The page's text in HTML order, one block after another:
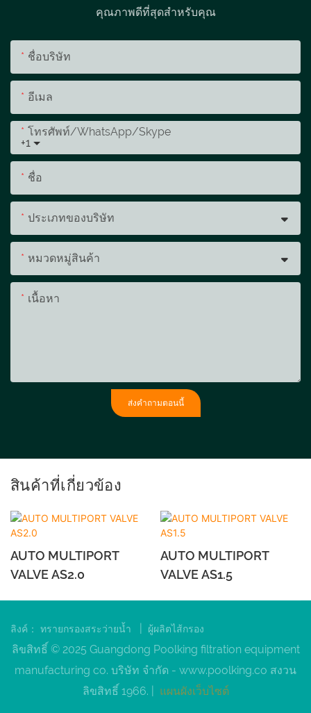
คุณภาพดีที่สุดสำหรับคุณ
ชื่อบริษัท
อีเมล
+1
โทรศัพท์/WhatsApp/Skype
ชื่อ
ประเภทของบริษัท
หมวดหมู่สินค้า
เนื้อหา
ส่งคำถามตอนนี้
สินค้าที่เกี่ยวข้อง
AUTO MULTIPORT
VALVE AS2.0
AUTO MULTIPORT
VALVE AS1.5
ลิงค์： ทรายกรองสระว่ายน้ำ ผู้ผลิตไส้กรอง
ลิขสิทธิ์ © 2025 Guangdong Poolking filtration equipment
manufacturing co. บริษัท จำกัด - www.poolking.co สงวน
ลิขสิทธิ์ 1966. |
แผนผังเว็บไซต์